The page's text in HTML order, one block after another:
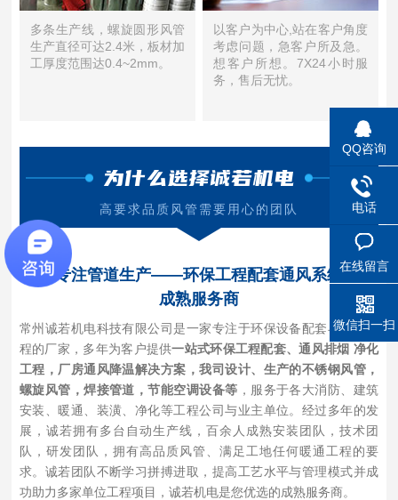
多条生产线，螺旋圆形风管
生产直径可达2.4米，板材加
工厚度范围达0.4~2mm。
以客户为中心,站在客户角度
考虑问题，急客户所及急。
想客户所想。7X24小时服
务，售后无忧。
为什么选择诚若机电
高要求品质风管需要用心的团队
多年专注管道生产——环保工程配套通风系统配套
成熟服务商
常州诚若机电科技有限公司是一家专注于环保设备配套与通风工
程的厂家，多年为客户提供一站式环保工程配套、通风排烟 净化
工程，厂房通风降温解决方案，我司设计、生产的不锈钢风管，
螺旋风管，焊接管道，节能空调设备等 ，服务于各大消防、建筑
安装、暖通、装潢、净化等工程公司与业主单位。经过多年的发
展，诚若拥有多台自动生产线，百余人成熟安装团队，技术团
队，研发团队，拥有高品质风管、满足工地任何暖通工程的要
求。诚若团队不断学习拼搏进取，提高工艺水平与管理模式并成
功助力多家单位工程项目，诚若机电是您优选的成熟服务商。
QQ咨询
电话
在线留言
微信扫一扫